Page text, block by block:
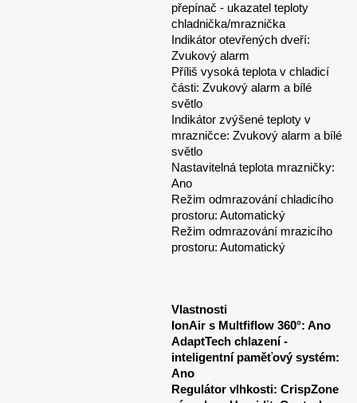
přepínač - ukazatel teploty
chladnička/mraznička
Indikátor otevřených dveří:
Zvukový alarm
Příliš vysoká teplota v chladicí
části: Zvukový alarm a bílé
světlo
Indikátor zvýšené teploty v
mrazničce: Zvukový alarm a bílé
světlo
Nastavitelná teplota mrazničky:
Ano
Režim odmrazování chladicího
prostoru: Automatický
Režim odmrazování mrazicího
prostoru: Automatický
Vlastnosti
IonAir s Multfiflow 360°: Ano
AdaptTech chlazení -
inteligentní paměťový systém:
Ano
Regulátor vlhkosti: CrispZone